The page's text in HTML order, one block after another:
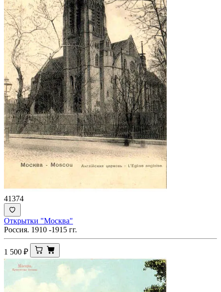
41374
Открытки "Москва"
Россия. 1910 -1915 гг.
1 500 ₽